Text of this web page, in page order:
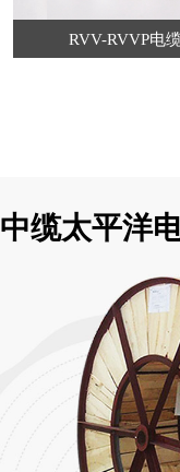
RVV-RVVP电
中缆太平洋